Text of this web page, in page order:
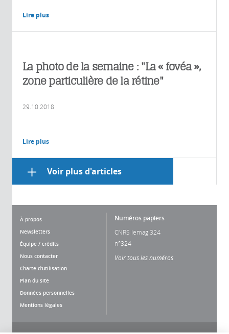
Lire plus
La photo de la semaine : "La « fovéa »,
zone particulière de la rétine"
29.10.2018
Lire plus
Voir plus d'articles
À propos
Newsletters
Équipe / crédits
Nous contacter
Charte d'utilisation
Plan du site
Données personnelles
Mentions légales
Numéros papiers
CNRS lemag 324
n°324
Voir tous les numéros